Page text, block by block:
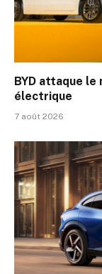
BYD attaque le
électrique
7 août 2026